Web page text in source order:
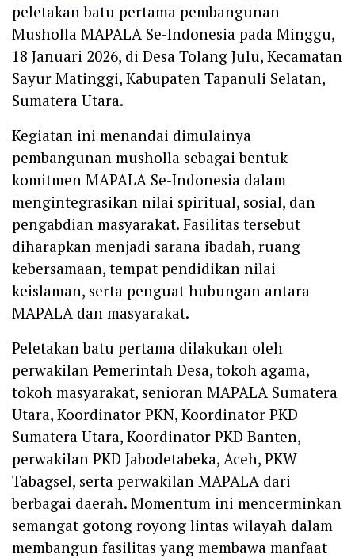
peletakan batu pertama pembangunan
Musholla MAPALA Se-Indonesia pada Minggu,
18 Januari 2026, di Desa Tolang Julu, Kecamatan
Sayur Matinggi, Kabupaten Tapanuli Selatan,
Sumatera Utara.
Kegiatan ini menandai dimulainya
pembangunan musholla sebagai bentuk
komitmen MAPALA Se-Indonesia dalam
mengintegrasikan nilai spiritual, sosial, dan
pengabdian masyarakat. Fasilitas tersebut
diharapkan menjadi sarana ibadah, ruang
kebersamaan, tempat pendidikan nilai
keislaman, serta penguat hubungan antara
MAPALA dan masyarakat.
Peletakan batu pertama dilakukan oleh
perwakilan Pemerintah Desa, tokoh agama,
tokoh masyarakat, senioran MAPALA Sumatera
Utara, Koordinator PKN, Koordinator PKD
Sumatera Utara, Koordinator PKD Banten,
perwakilan PKD Jabodetabeka, Aceh, PKW
Tabagsel, serta perwakilan MAPALA dari
berbagai daerah. Momentum ini mencerminkan
semangat gotong royong lintas wilayah dalam
membangun fasilitas yang membawa manfaat